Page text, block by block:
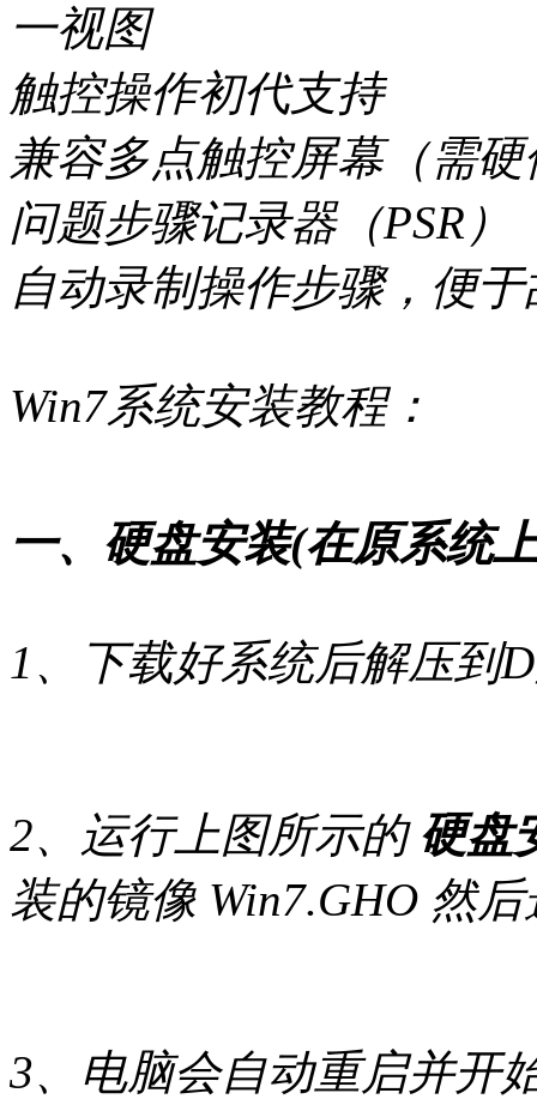
一视图
触控操作初代支持
兼容多点触控屏幕（需
问题步骤记录器（PSR）
自动录制操作步骤，便
Win7系统安装教程：
一、硬盘安装(在原系统
1、下载好系统后解压到
2、运行上图所示的 硬盘
装的镜像 Win7.GHO 然
3、电脑会自动重启并开